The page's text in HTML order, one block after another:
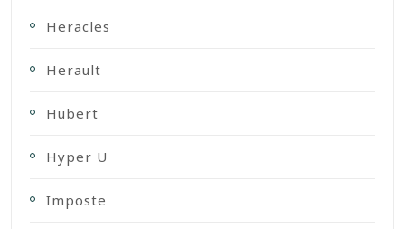
Heracles
Herault
Hubert
Hyper U
Imposte